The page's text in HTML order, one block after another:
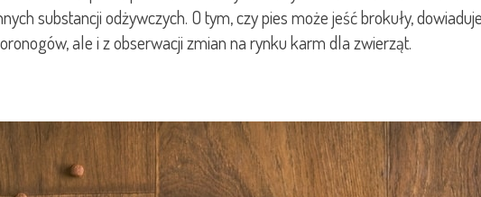
substancji odżywczych. O tym, czy pies może jeść brokuły,
ale i z obserwacji zmian na rynku karm dla zwierząt.